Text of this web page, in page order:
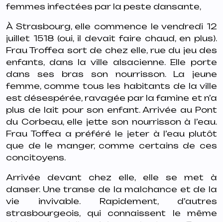
femmes infectées par la peste dansante,
À Strasbourg, elle commence le vendredi 12
juillet 1518 (oui, il devait faire chaud, en plus).
Frau Troffea sort de chez elle, rue du jeu des
enfants, dans la ville alsacienne. Elle porte
dans ses bras son nourrisson. La jeune
femme, comme tous les habitants de la ville
est désespérée, ravagée par la famine et n’a
plus de lait pour son enfant. Arrivée au Pont
du Corbeau, elle jette son nourrisson à l’eau.
Frau Toffea a préféré le jeter à l’eau plutôt
que de le manger, comme certains de ces
concitoyens.
Arrivée devant chez elle, elle se met à
danser. Une transe de la malchance et de la
vie invivable. Rapidement, d’autres
strasbourgeois, qui connaissent le même